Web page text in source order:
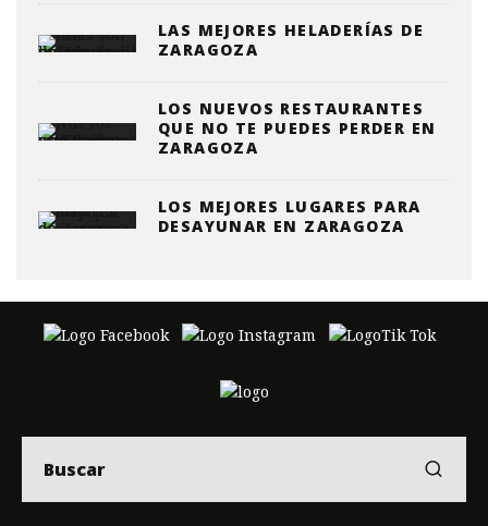
LAS MEJORES HELADERÍAS DE
ZARAGOZA
LOS NUEVOS RESTAURANTES
QUE NO TE PUEDES PERDER EN
ZARAGOZA
LOS MEJORES LUGARES PARA
DESAYUNAR EN ZARAGOZA